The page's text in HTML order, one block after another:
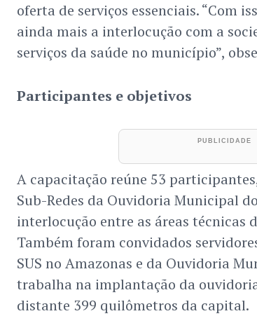
oferta de serviços essenciais. “Com
ainda mais a interlocução com a
serviços da saúde no município”,
Participantes e objetivos
A capacitação reúne 53
Sub-Redes da Ouvidoria Municipal
interlocução entre as áreas técnicas
Também foram convidados
SUS no Amazonas e da Ouvidoria
trabalha na implantação da
distante 399 quilômetros da capital.